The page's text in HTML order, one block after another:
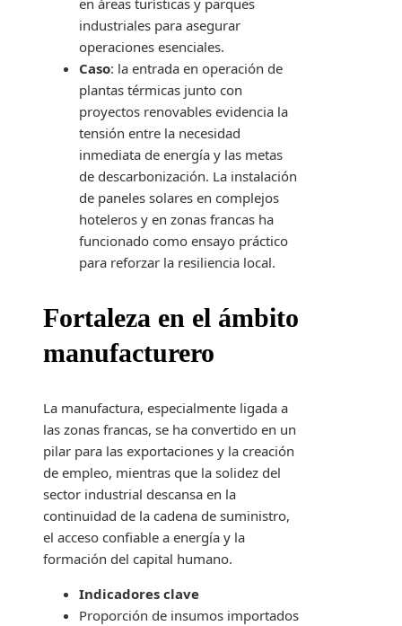
en áreas turísticas y parques
industriales para asegurar
operaciones esenciales.
Caso: la entrada en operación de
plantas térmicas junto con
proyectos renovables evidencia la
tensión entre la necesidad
inmediata de energía y las metas
de descarbonización. La instalación
de paneles solares en complejos
hoteleros y en zonas francas ha
funcionado como ensayo práctico
para reforzar la resiliencia local.
Fortaleza en el ámbito
manufacturero
La manufactura, especialmente ligada a
las zonas francas, se ha convertido en un
pilar para las exportaciones y la creación
de empleo, mientras que la solidez del
sector industrial descansa en la
continuidad de la cadena de suministro,
el acceso confiable a energía y la
formación del capital humano.
Indicadores clave
Proporción de insumos importados